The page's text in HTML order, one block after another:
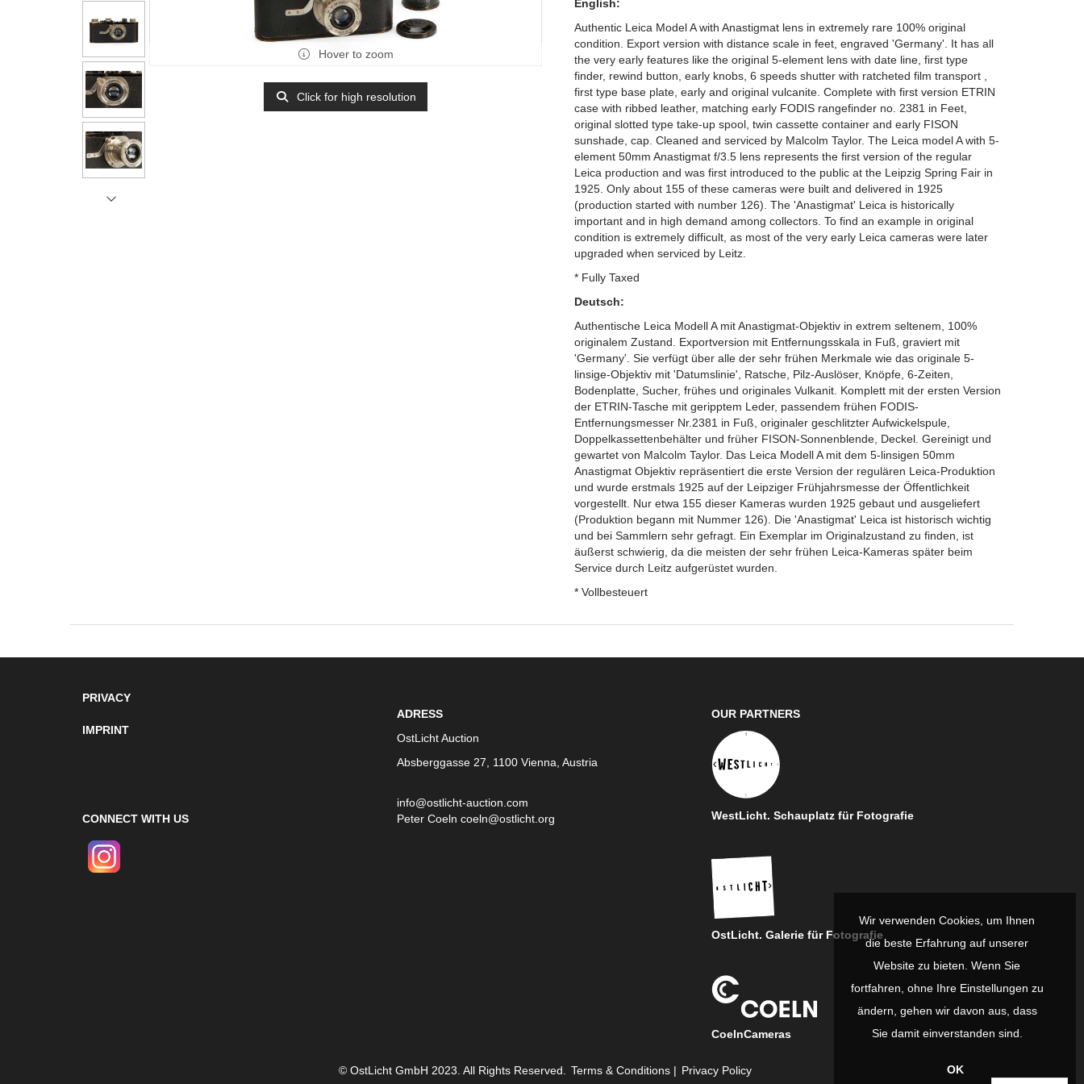
Hover to zoom
Click for high resolution
English:
Authentic Leica Model A with Anastigmat lens in extremely rare 100% original
condition. Export version with distance scale in feet, engraved 'Germany'. It has all
the very early features like the original 5-element lens with date line, first type
finder, rewind button, early knobs, 6 speeds shutter with ratcheted film transport ,
first type base plate, early and original vulcanite. Complete with first version ETRIN
case with ribbed leather, matching early FODIS rangefinder no. 2381 in Feet,
original slotted type take-up spool, twin cassette container and early FISON
sunshade, cap. Cleaned and serviced by Malcolm Taylor. The Leica model A with 5-
element 50mm Anastigmat f/3.5 lens represents the first version of the regular
Leica production and was first introduced to the public at the Leipzig Spring Fair in
1925. Only about 155 of these cameras were built and delivered in 1925
(production started with number 126). The 'Anastigmat' Leica is historically
important and in high demand among collectors. To find an example in original
condition is extremely difficult, as most of the very early Leica cameras were later
upgraded when serviced by Leitz.
* Fully Taxed
Deutsch:
Authentische Leica Modell A mit Anastigmat-Objektiv in extrem seltenem, 100%
originalem Zustand. Exportversion mit Entfernungsskala in Fuß, graviert mit
'Germany'. Sie verfügt über alle der sehr frühen Merkmale wie das originale 5-
linsige-Objektiv mit 'Datumslinie', Ratsche, Pilz-Auslöser, Knöpfe, 6-Zeiten,
Bodenplatte, Sucher, frühes und originales Vulkanit. Komplett mit der ersten Version
der ETRIN-Tasche mit geripptem Leder, passendem frühen FODIS-
Entfernungsmesser Nr.2381 in Fuß, originaler geschlitzter Aufwickelspule,
Doppelkassettenbehälter und früher FISON-Sonnenblende, Deckel. Gereinigt und
gewartet von Malcolm Taylor. Das Leica Modell A mit dem 5-linsigen 50mm
Anastigmat Objektiv repräsentiert die erste Version der regulären Leica-Produktion
und wurde erstmals 1925 auf der Leipziger Frühjahrsmesse der Öffentlichkeit
vorgestellt. Nur etwa 155 dieser Kameras wurden 1925 gebaut und ausgeliefert
(Produktion begann mit Nummer 126). Die 'Anastigmat' Leica ist historisch wichtig
und bei Sammlern sehr gefragt. Ein Exemplar im Originalzustand zu finden, ist
äußerst schwierig, da die meisten der sehr frühen Leica-Kameras später beim
Service durch Leitz aufgerüstet wurden.
* Vollbesteuert
PRIVACY
IMPRINT
CONNECT WITH US
ADRESS
OstLicht Auction
Absberggasse 27, 1100 Vienna, Austria
info@ostlicht-auction.com
Peter Coeln coeln@ostlicht.org
OUR PARTNERS
WestLicht. Schauplatz für Fotografie
OstLicht. Galerie für Fotografie
CoelnCameras
© OstLicht GmbH 2023. All Rights Reserved. Terms & Conditions| Privacy Policy
Wir verwenden Cookies, um Ihnen
die beste Erfahrung auf unserer
Website zu bieten. Wenn Sie
fortfahren, ohne Ihre Einstellungen zu
ändern, gehen wir davon aus, dass
Sie damit einverstanden sind.
OK